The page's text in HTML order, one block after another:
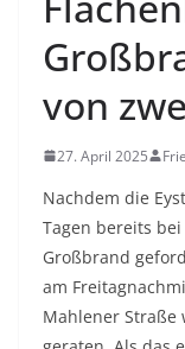
von
27. April 2025
Nachdem die
Tagen bereits
Großbrand
am
Mahlener Straße